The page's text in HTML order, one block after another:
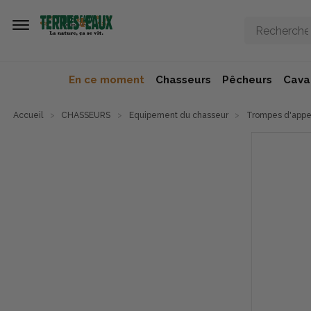
En ce moment Chasseurs Pêcheurs
Accueil CHASSEURS Equipement du chasseur Trompes